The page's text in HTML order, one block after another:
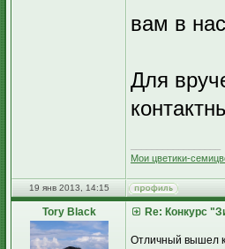
вам в
Для
Мои цветики-
19 янв 2013, 14:15
Tory Black Re: Конкурс
Отличный вышел